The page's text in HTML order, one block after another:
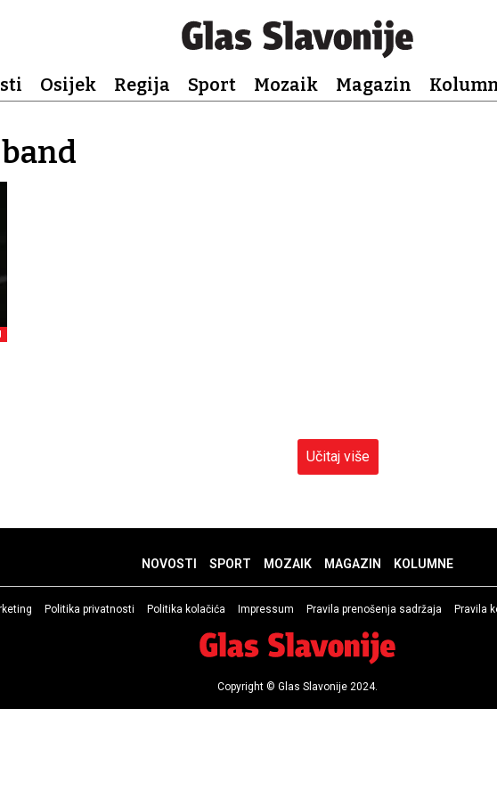
Osijek Regija Sport Mozaik Magazin
Učitaj više
NOVOSTI SPORT MOZAIK MAGAZIN KOLUMNE
Politika privatnosti Politika kolačića Impressum Pravila prenošenja sadržaja Pravila
Copyright © Glas Slavonije 2024.